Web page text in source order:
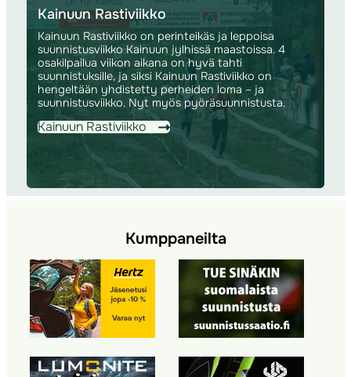
Kainuun Rastiviikko
Kainuun Rastiviikko on perinteikäs ja leppoisa
suunnistusviikko Kainuun jylhissä maastoissa. 4
osakilpailua viikon aikana on hyvä tahti
suunnistuksille, ja siksi Kainuun Rastiviikko on
hengeltään yhdistetty perheiden loma – ja
suunnistusviikko. Nyt myös pyöräsuunnistusta.
Kainuun Rastiviikko
Kumppaneilta